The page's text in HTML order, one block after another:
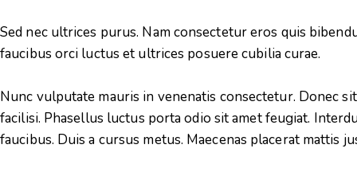
Sed nec ultrices purus. Nam consectetur eros quis
faucibus orci luctus et ultrices posuere cubilia curae.
Nunc vulputate mauris in venenatis consectetur. Donec
facilisi. Phasellus luctus porta odio sit amet feugiat.
faucibus. Duis a cursus metus. Maecenas placerat mattis